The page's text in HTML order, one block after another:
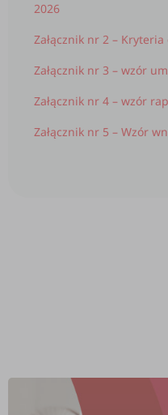
2026
Załącznik nr 2 – Kryteria
Załącznik nr 3 – wzór
Załącznik nr 4 – wzór
Załącznik nr 5 – Wzór